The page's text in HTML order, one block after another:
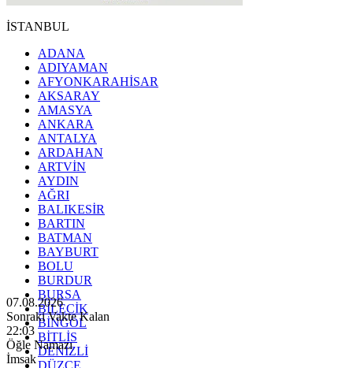
İSTANBUL
ADANA
ADIYAMAN
AFYONKARAHİSAR
AKSARAY
AMASYA
ANKARA
ANTALYA
ARDAHAN
ARTVİN
AYDIN
AĞRI
BALIKESİR
BARTIN
BATMAN
BAYBURT
BOLU
BURDUR
BURSA
BİLECİK
BİNGÖL
BİTLİS
DENİZLİ
DÜZCE
07.08.2026
Sonraki Vakte Kalan
22:02
Öğle Namazı
İmsak